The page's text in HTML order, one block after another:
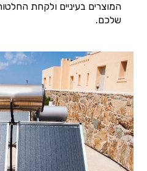
המוצרים בעיניים ולקחת
שלכם.